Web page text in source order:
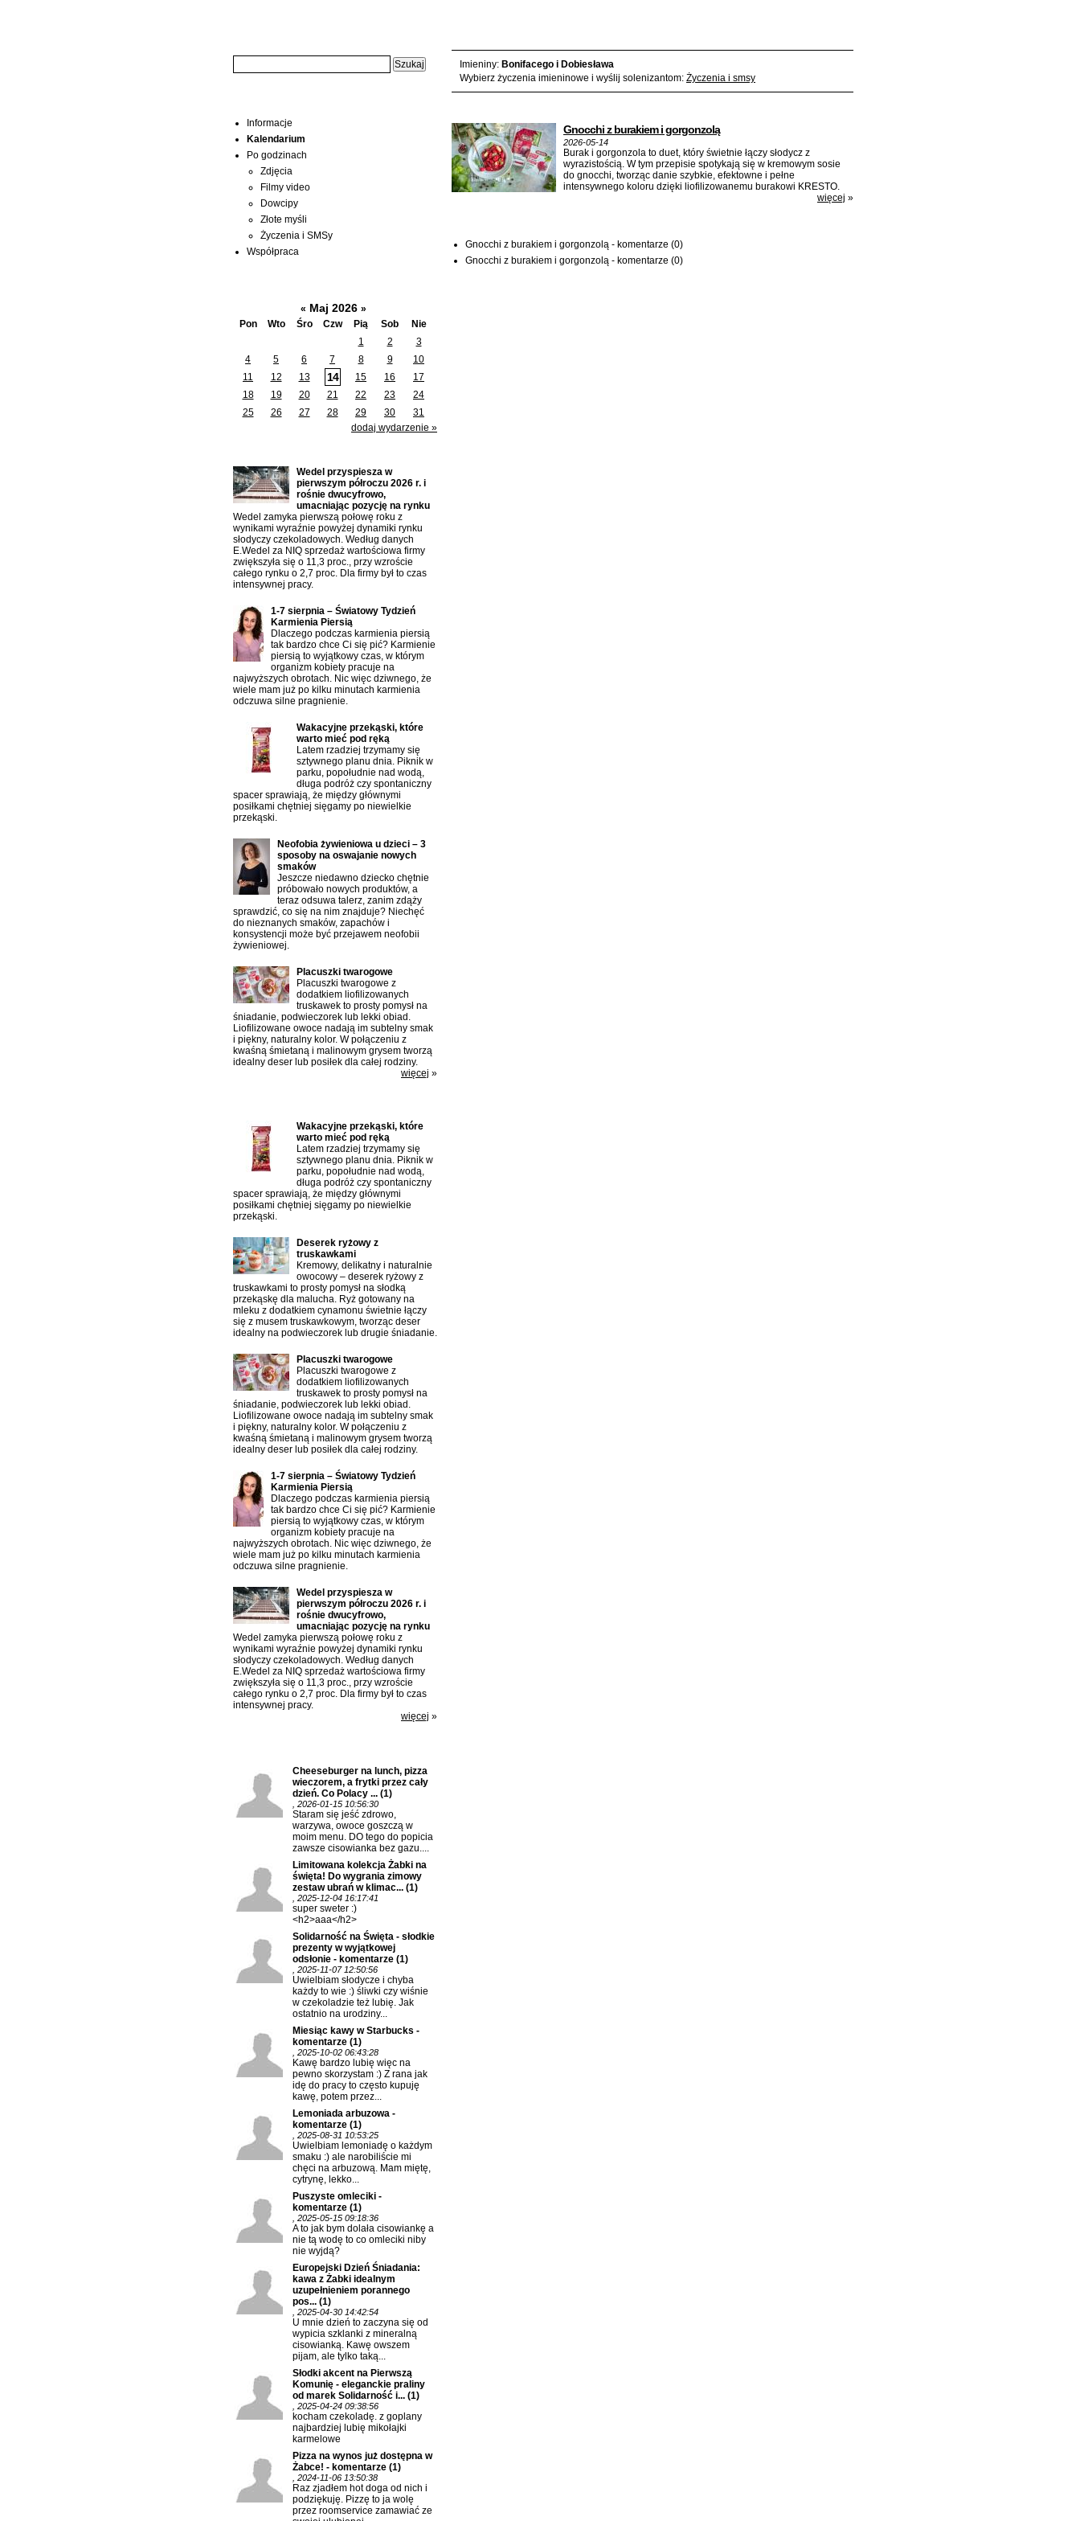
Imieniny: Bonifacego i Dobiesława
Wybierz życzenia imieninowe i wyślij solenizantom: Życzenia i smsy
Gnocchi z burakiem i gorgonzolą
2026-05-14
Burak i gorgonzola to duet, który świetnie łączy słodycz z
wyrazistością. W tym przepisie spotykają się w kremowym sosie
do gnocchi, tworząc danie szybkie, efektowne i pełne
intensywnego koloru dzięki liofilizowanemu burakowi KRESTO.
więcej »
Gnocchi z burakiem i gorgonzolą - komentarze (0)
Gnocchi z burakiem i gorgonzolą - komentarze (0)
Informacje
Kalendarium
Po godzinach
Zdjęcia
Filmy video
Dowcipy
Złote myśli
Życzenia i SMSy
Współpraca
« Maj 2026 »
Pon
Wto Śro Czw Pią Sob
Nie
1
2
3
4
5 6 7 8 9
10
11
12 13 14 15 16
17
18
19 20 21 22 23
24
25
26 27 28 29 30
31
dodaj wydarzenie »
Wedel przyspiesza w
pierwszym półroczu 2026 r. i
rośnie dwucyfrowo,
umacniając pozycję na rynku
Wedel zamyka pierwszą połowę roku z
wynikami wyraźnie powyżej dynamiki rynku
słodyczy czekoladowych. Według danych
E.Wedel za NIQ sprzedaż wartościowa firmy
zwiększyła się o 11,3 proc., przy wzroście
całego rynku o 2,7 proc. Dla firmy był to czas
intensywnej pracy.
1-7 sierpnia – Światowy Tydzień
Karmienia Piersią
Dlaczego podczas karmienia piersią
tak bardzo chce Ci się pić? Karmienie
piersią to wyjątkowy czas, w którym
organizm kobiety pracuje na
najwyższych obrotach. Nic więc dziwnego, że
wiele mam już po kilku minutach karmienia
odczuwa silne pragnienie.
Wakacyjne przekąski, które
warto mieć pod ręką
Latem rzadziej trzymamy się
sztywnego planu dnia. Piknik w
parku, popołudnie nad wodą,
długa podróż czy spontaniczny
spacer sprawiają, że między głównymi
posiłkami chętniej sięgamy po niewielkie
przekąski.
Neofobia żywieniowa u dzieci – 3
sposoby na oswajanie nowych
smaków
Jeszcze niedawno dziecko chętnie
próbowało nowych produktów, a
teraz odsuwa talerz, zanim zdąży
sprawdzić, co się na nim znajduje? Niechęć
do nieznanych smaków, zapachów i
konsystencji może być przejawem neofobii
żywieniowej.
Placuszki twarogowe
Placuszki twarogowe z
dodatkiem liofilizowanych
truskawek to prosty pomysł na
śniadanie, podwieczorek lub lekki obiad.
Liofilizowane owoce nadają im subtelny smak
i piękny, naturalny kolor. W połączeniu z
kwaśną śmietaną i malinowym grysem tworzą
idealny deser lub posiłek dla całej rodziny.
więcej »
Wakacyjne przekąski, które
warto mieć pod ręką
Latem rzadziej trzymamy się
sztywnego planu dnia. Piknik w
parku, popołudnie nad wodą,
długa podróż czy spontaniczny
spacer sprawiają, że między głównymi
posiłkami chętniej sięgamy po niewielkie
przekąski.
Deserek ryżowy z
truskawkami
Kremowy, delikatny i naturalnie
owocowy – deserek ryżowy z
truskawkami to prosty pomysł na słodką
przekąskę dla malucha. Ryż gotowany na
mleku z dodatkiem cynamonu świetnie łączy
się z musem truskawkowym, tworząc deser
idealny na podwieczorek lub drugie śniadanie.
Placuszki twarogowe
Placuszki twarogowe z
dodatkiem liofilizowanych
truskawek to prosty pomysł na
śniadanie, podwieczorek lub lekki obiad.
Liofilizowane owoce nadają im subtelny smak
i piękny, naturalny kolor. W połączeniu z
kwaśną śmietaną i malinowym grysem tworzą
idealny deser lub posiłek dla całej rodziny.
1-7 sierpnia – Światowy Tydzień
Karmienia Piersią
Dlaczego podczas karmienia piersią
tak bardzo chce Ci się pić? Karmienie
piersią to wyjątkowy czas, w którym
organizm kobiety pracuje na
najwyższych obrotach. Nic więc dziwnego, że
wiele mam już po kilku minutach karmienia
odczuwa silne pragnienie.
Wedel przyspiesza w
pierwszym półroczu 2026 r. i
rośnie dwucyfrowo,
umacniając pozycję na rynku
Wedel zamyka pierwszą połowę roku z
wynikami wyraźnie powyżej dynamiki rynku
słodyczy czekoladowych. Według danych
E.Wedel za NIQ sprzedaż wartościowa firmy
zwiększyła się o 11,3 proc., przy wzroście
całego rynku o 2,7 proc. Dla firmy był to czas
intensywnej pracy.
więcej »
Cheeseburger na lunch, pizza
wieczorem, a frytki przez cały
dzień. Co Polacy ... (1)
, 2026-01-15 10:56:30
Staram się jeść zdrowo,
warzywa, owoce goszczą w
moim menu. DO tego do popicia
zawsze cisowianka bez gazu....
Limitowana kolekcja Żabki na
święta! Do wygrania zimowy
zestaw ubrań w klimac... (1)
, 2025-12-04 16:17:41
super sweter :)
<h2>aaa</h2>
Solidarność na Święta - słodkie
prezenty w wyjątkowej
odsłonie - komentarze (1)
, 2025-11-07 12:50:56
Uwielbiam słodycze i chyba
każdy to wie :) śliwki czy wiśnie
w czekoladzie też lubię. Jak
ostatnio na urodziny...
Miesiąc kawy w Starbucks -
komentarze (1)
, 2025-10-02 06:43:28
Kawę bardzo lubię więc na
pewno skorzystam :) Z rana jak
idę do pracy to często kupuję
kawę, potem przez...
Lemoniada arbuzowa -
komentarze (1)
, 2025-08-31 10:53:25
Uwielbiam lemoniadę o każdym
smaku :) ale narobiliście mi
chęci na arbuzową. Mam miętę,
cytrynę, lekko...
Puszyste omleciki -
komentarze (1)
, 2025-05-15 09:18:36
A to jak bym dolała cisowiankę a
nie tą wodę to co omleciki niby
nie wyjdą?
Europejski Dzień Śniadania:
kawa z Żabki idealnym
uzupełnieniem porannego
pos... (1)
, 2025-04-30 14:42:54
U mnie dzień to zaczyna się od
wypicia szklanki z mineralną
cisowianką. Kawę owszem
pijam, ale tylko taką...
Słodki akcent na Pierwszą
Komunię - eleganckie praliny
od marek Solidarność i... (1)
, 2025-04-24 09:38:56
kocham czekoladę. z goplany
najbardziej lubię mikołajki
karmelowe
Pizza na wynos już dostępna w
Żabce! - komentarze (1)
, 2024-11-06 13:50:38
Raz zjadłem hot doga od nich i
podziękuję. Pizzę to ja wolę
przez roomservice zamawiać ze